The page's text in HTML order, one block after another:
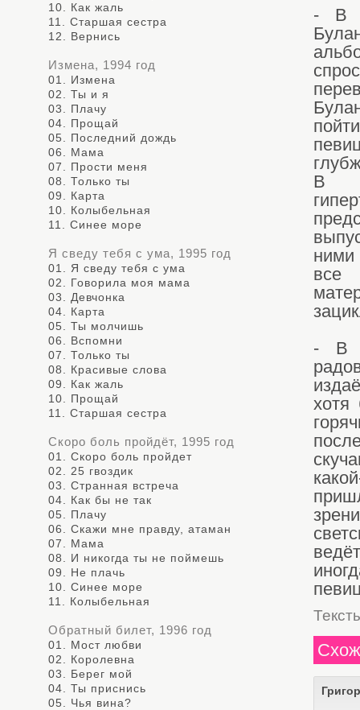
- В
В
ними
все
- В
хотя
10. Как жаль
11. Старшая сестра
12. Вернись
Измена, 1994 год
01. Измена
02. Ты и я
03. Плачу
04. Прощай
05. Последний дождь
06. Мама
07. Прости меня
08. Только ты
09. Карта
10. Колыбельная
11. Синее море
Я сведу тебя с ума, 1995 год
01. Я сведу тебя с ума
02. Говорила моя мама
03. Девчонка
04. Карта
05. Ты молчишь
06. Вспомни
07. Только ты
08. Красивые слова
09. Как жаль
10. Прощай
11. Старшая сестра
Скоро боль пройдёт, 1995 год
01. Скоро боль пройдет
02. 25 гвоздик
03. Странная встреча
04. Как бы не так
05. Плачу
06. Скажи мне правду, атаман
07. Мама
08. И никогда ты не поймешь
09. Не плачь
10. Синее море
11. Колыбельная
Обратный билет, 1996 год
01. Мост любви
02. Королевна
03. Берег мой
04. Ты приснись
05. Чья вина?